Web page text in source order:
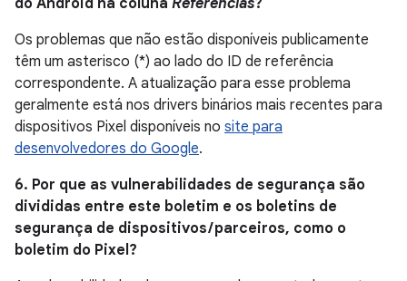
do Android na coluna Referências?
Os problemas que não estão disponíveis publicamente
têm um asterisco (*) ao lado do ID de referência
correspondente. A atualização para esse problema
geralmente está nos drivers binários mais recentes para
dispositivos Pixel disponíveis no site para
desenvolvedores do Google.
6. Por que as vulnerabilidades de segurança são
divididas entre este boletim e os boletins de
segurança de dispositivos / parceiros, como o
boletim do Pixel?